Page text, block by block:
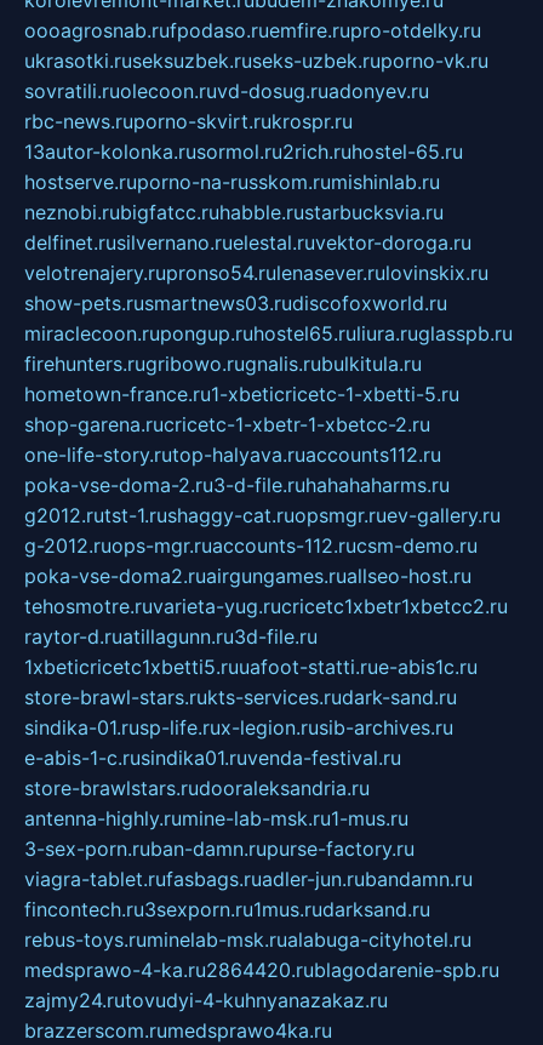
oooagrosnab.rufpodaso.ruemfire.rupro-otdelky.ru
ukrasotki.ruseksuzbek.ruseks-uzbek.ruporno-vk.ru
sovratili.ruolecoon.ruvd-dosug.ruadonyev.ru
rbc-news.ruporno-skvirt.rukrospr.ru
13autor-kolonka.rusormol.ru2rich.ruhostel-65.ru
hostserve.ruporno-na-russkom.rumishinlab.ru
neznobi.rubigfatcc.ruhabble.rustarbucksvia.ru
delfinet.rusilvernano.ruelestal.ruvektor-doroga.ru
velotrenajery.rupronso54.rulenasever.rulovinskix.ru
show-pets.rusmartnews03.rudiscofoxworld.ru
miraclecoon.rupongup.ruhostel65.ruliura.ruglasspb.ru
firehunters.rugribowo.rugnalis.rubulkitula.ru
hometown-france.ru1-xbeticricetc-1-xbetti-5.ru
shop-garena.rucricetc-1-xbetr-1-xbetcc-2.ru
one-life-story.rutop-halyava.ruaccounts112.ru
poka-vse-doma-2.ru3-d-file.ruhahahaharms.ru
g2012.rutst-1.rushaggy-cat.ruopsmgr.ruev-gallery.ru
g-2012.ruops-mgr.ruaccounts-112.rucsm-demo.ru
poka-vse-doma2.ruairgungames.ruallseo-host.ru
tehosmotre.ruvarieta-yug.rucricetc1xbetr1xbetcc2.ru
raytor-d.ruatillagunn.ru3d-file.ru
1xbeticricetc1xbetti5.ruuafoot-statti.rue-abis1c.ru
store-brawl-stars.rukts-services.rudark-sand.ru
sindika-01.rusp-life.rux-legion.rusib-archives.ru
e-abis-1-c.rusindika01.ruvenda-festival.ru
store-brawlstars.rudooraleksandria.ru
antenna-highly.rumine-lab-msk.ru1-mus.ru
3-sex-porn.ruban-damn.rupurse-factory.ru
viagra-tablet.rufasbags.ruadler-jun.rubandamn.ru
fincontech.ru3sexporn.ru1mus.rudarksand.ru
rebus-toys.ruminelab-msk.rualabuga-cityhotel.ru
medsprawo-4-ka.ru2864420.rublagodarenie-spb.ru
zajmy24.rutovudyi-4-kuhnyanazakaz.ru
brazzerscom.rumedsprawo4ka.ru